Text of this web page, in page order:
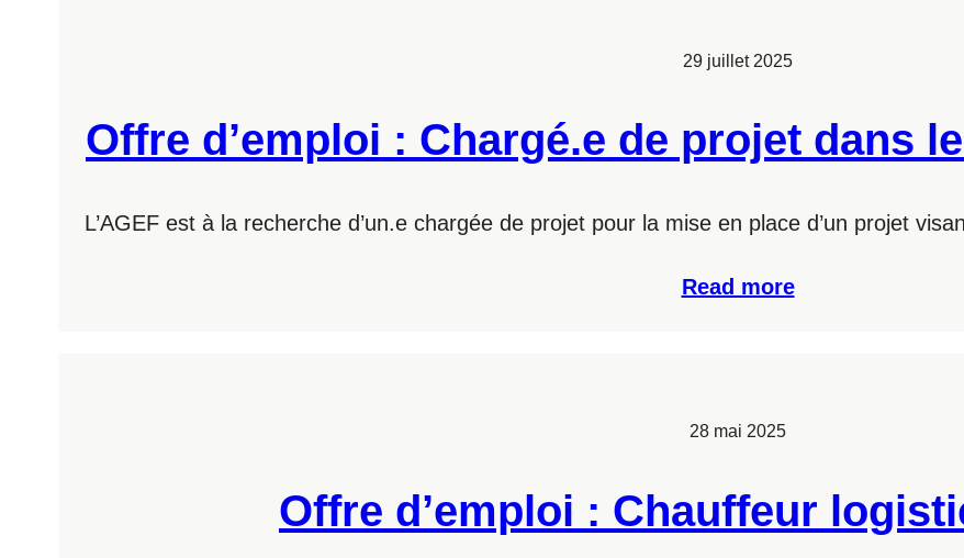
29 juillet 2025
Offre d’emploi : Chargé.e de projet dans
L’AGEF est à la recherche d’un.e chargée de projet pour la mise en place d’un projet
Read more
28 mai 2025
Offre d’emploi : Chauffeur